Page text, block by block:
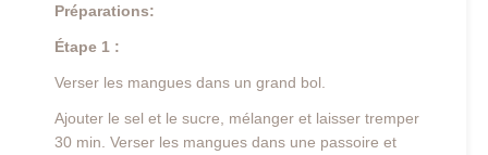
Préparations:
Étape 1 :
Verser les mangues dans un grand bol.
Ajouter le sel et le sucre, mélanger et laisser tremper
30 min. Verser les mangues dans une passoire et